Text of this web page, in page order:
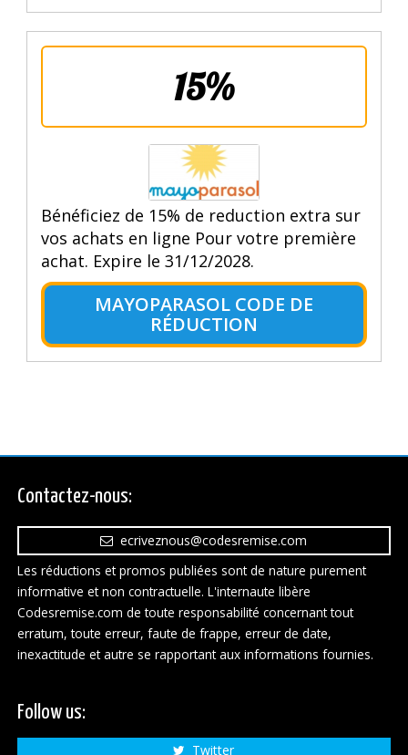
15%
Bénéficiez de 15% de reduction extra sur
vos achats en ligne Pour votre première
achat. Expire le 31/12/2028.
MAYOPARASOL CODE DE
RÉDUCTION
Contactez-nous:
ecriveznous@codesremise.com
Les réductions et promos publiées sont de nature purement
informative et non contractuelle. L'internaute libère
Codesremise.com de toute responsabilité concernant tout
erratum, toute erreur, faute de frappe, erreur de date,
inexactitude et autre se rapportant aux informations fournies.
Follow us:
Twitter